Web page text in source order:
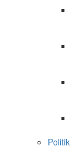
Politik